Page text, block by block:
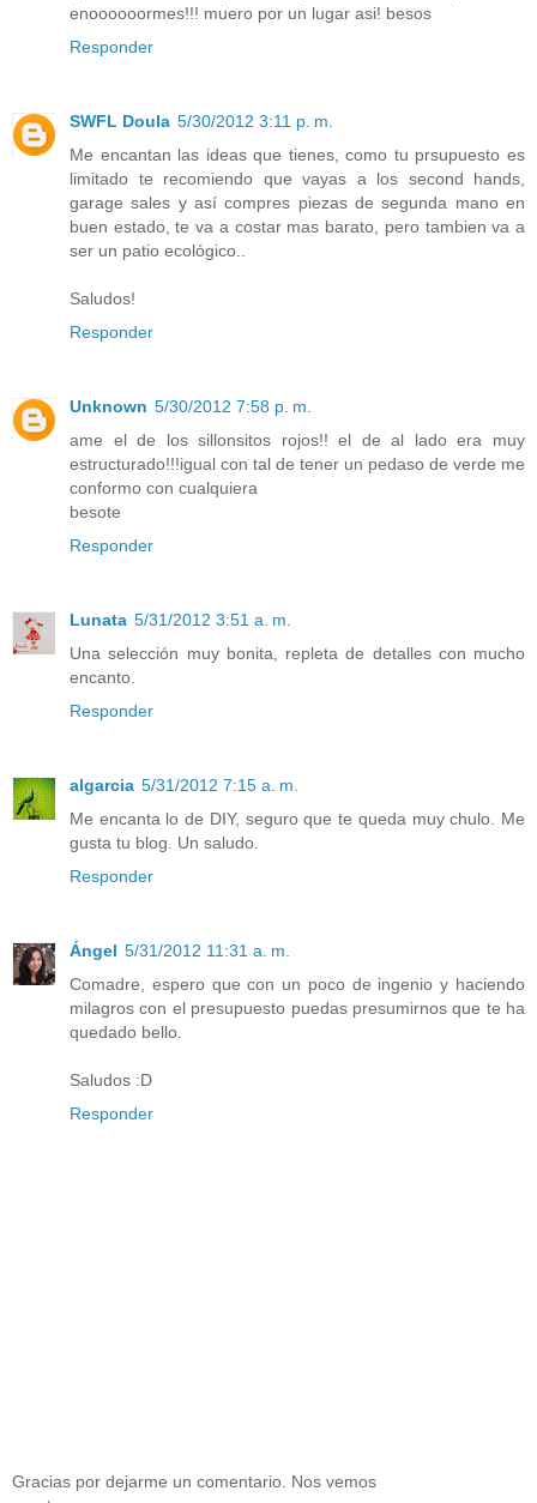
enoooooormes!!! muero por un lugar asi! besos
Responder
SWFL Doula 5/30/2012 3:11 p. m.
Me encantan las ideas que tienes, como tu prsupuesto es
limitado te recomiendo que vayas a los second hands,
garage sales y así compres piezas de segunda mano en
buen estado, te va a costar mas barato, pero tambien va a
ser un patio ecológico..
Saludos!
Responder
Unknown 5/30/2012 7:58 p. m.
ame el de los sillonsitos rojos!! el de al lado era muy
estructurado!!!igual con tal de tener un pedaso de verde me
conformo con cualquiera
besote
Responder
Lunata 5/31/2012 3:51 a. m.
Una selección muy bonita, repleta de detalles con mucho
encanto.
Responder
algarcia 5/31/2012 7:15 a. m.
Me encanta lo de DIY, seguro que te queda muy chulo. Me
gusta tu blog. Un saludo.
Responder
Ángel 5/31/2012 11:31 a. m.
Comadre, espero que con un poco de ingenio y haciendo
milagros con el presupuesto puedas presumirnos que te ha
quedado bello.
Saludos :D
Responder
Gracias por dejarme un comentario. Nos vemos